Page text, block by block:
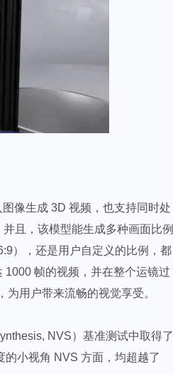
像生成 3D 视频，也支持同时处
且，该模型能生成多种画面比例
），还是用户自定义的比例，都
帧的视频，并在整个运镜过
用户带来流畅的视觉享受。​
NVS）基准测试中取得了
小视角 NVS 方面，均超越了